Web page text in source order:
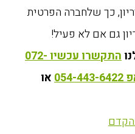
כך שלחברה הפרטית
גם אם לא פעיל!
התקשרו עכשיו 072-
או